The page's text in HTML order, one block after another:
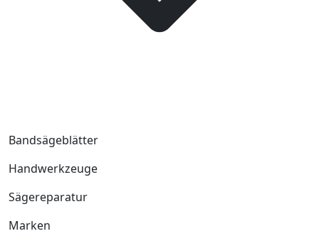
Bandsägeblätter
Handwerkzeuge
Sägereparatur
Marken